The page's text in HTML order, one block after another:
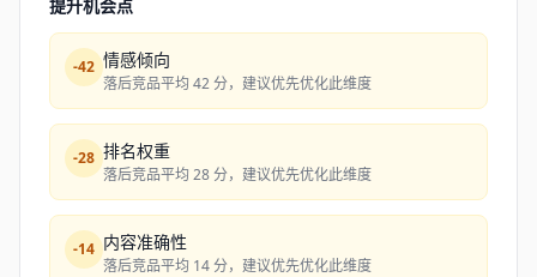
提升机会点
-42 情感倾向
落后竞品平均 42 分，建议优先优化此维度
-28 排名权重
落后竞品平均 28 分，建议优先优化此维度
-14 内容准确性
落后竞品平均 14 分，建议优先优化此维度